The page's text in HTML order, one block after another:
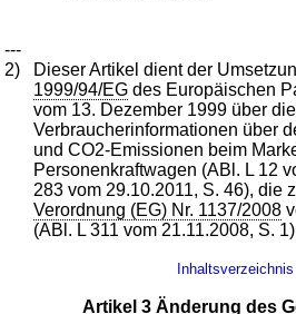
---
2)
Dieser Artikel dient der
1999/94/EG des Europäischen
vom 13. Dezember 1999 über
Verbraucherinformationen über
und CO2-Emissionen beim
Personenkraftwagen (ABl. L 12
283 vom 29.10.2011, S. 46), die
Verordnung (EG) Nr. 1137/2008
(ABl. L 311 vom 21.11.2008, S.
Inhaltsverzeichnis
Artikel 3 Änderung des